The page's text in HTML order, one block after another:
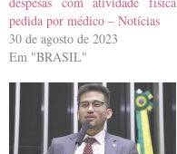
pedida por médico – Notícias
30 de agosto de 2023
Em "BRASIL"